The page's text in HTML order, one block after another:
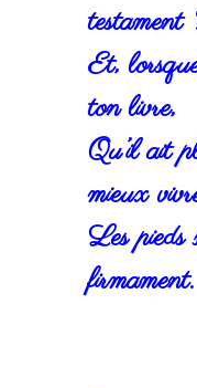
testament
Et,
ton livre,
Qu’il ait
mieux
Les pieds
firmament.